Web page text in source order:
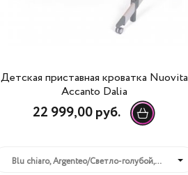
Детская приставная кроватка Nuovita
Accanto Dalia
22 999,00 руб.
Blu chiaro, Argenteo/Светло-голубой, серебристый: 22 999,00 руб.